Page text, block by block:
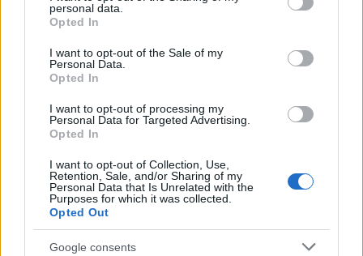
grant or deny consent to Google and its third-party tags to
use your data for below specified purposes in below Google
consent section.
personal data.
Opted In
I want to opt-out of the Sale of my
Personal Data.
Opted In
I want to opt-out of processing my
Personal Data for Targeted Advertising.
Opted In
I want to opt-out of Collection, Use,
Retention, Sale, and/or Sharing of my
Personal Data that Is Unrelated with the
Purposes for which it was collected.
Opted Out
Google consents
Az egykori polgári lét mindennapjait
szalonban (1880), a Pálmaházban (1881) és az
Apa születésnapja (1882) címűt állítják ki.
megújulásra törekedve, tájképi háttérben is
elhelyezte, s ennek bizonyítéka a Sétány a
1882-ban alkotott.
A művész arcképfestészetének
legjelentősebb alkotása, a Mademe Chaplin
portréja ugyancsak látható a nyíregyházi